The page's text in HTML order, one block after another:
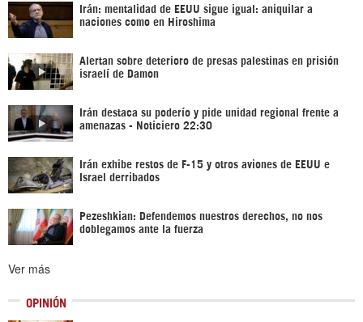
Irán: mentalidad de EEUU sigue igual: aniquilar a
naciones como en Hiroshima
Alertan sobre deterioro de presas palestinas en prisión
israelí de Damon
Irán destaca su poderío y pide unidad regional frente a
amenazas - Noticiero 22:30
Irán exhibe restos de F-15 y otros aviones de EEUU e
Israel derribados
Pezeshkian: Defendemos nuestros derechos, no nos
doblegamos ante la fuerza
Ver más
OPINIÓN